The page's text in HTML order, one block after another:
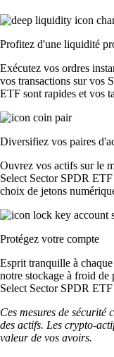
Profitez d'une liquidité
Exécutez vos ordres
vos transactions sur vos
ETF sont rapides et vos
Diversifiez vos paires
Ouvrez vos actifs sur le
Select Sector SPDR
choix de jetons
Protégez votre compte
Esprit tranquille à
notre stockage à froid de
Select Sector SPDR
Ces mesures de sécurité
des actifs. Les crypto-
valeur de vos avoirs.